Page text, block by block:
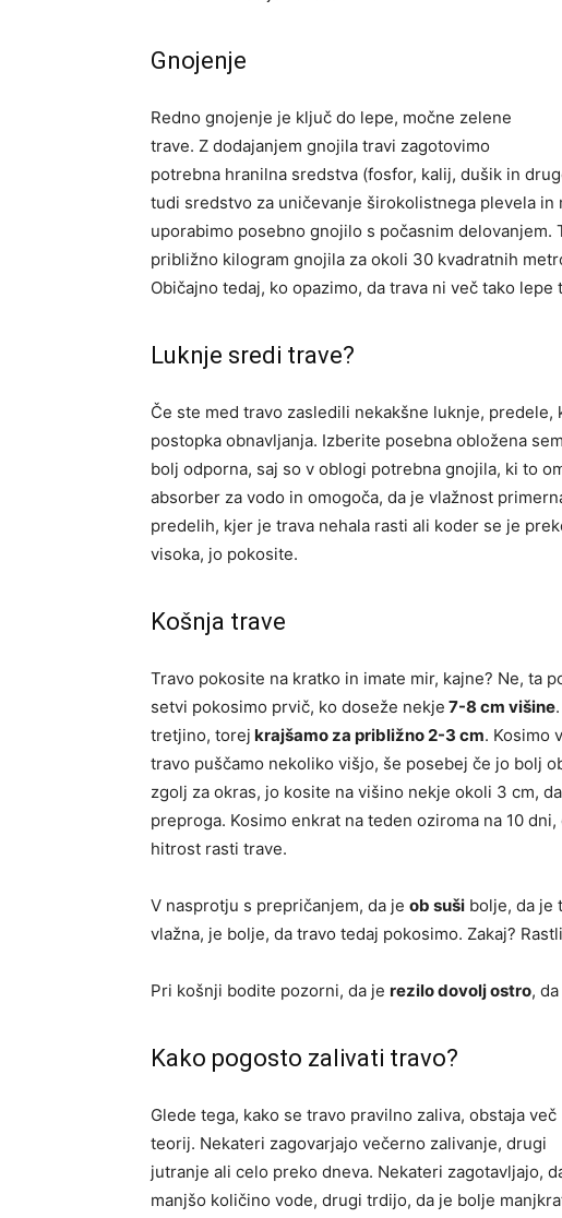
Gnojenje
Redno gnojenje je ključ do lepe, močne zelene
trave. Z dodajanjem gnojila travi zagotovimo
potrebna hranilna sredstva (fosfor, kalij, dušik in
tudi sredstvo za uničevanje širokolistnega plevela
uporabimo posebno gnojilo s počasnim delovanjem.
približno kilogram gnojila za okoli 30 kvadratnih
Običajno tedaj, ko opazimo, da trava ni več tako lepe
Luknje sredi trave?
Če ste med travo zasledili nekakšne luknje,
postopka obnavljanja. Izberite posebna obložena
bolj odporna, saj so v oblogi potrebna gnojila, ki to
absorber za vodo in omogoča, da je vlažnost
predelih, kjer je trava nehala rasti ali koder se je
visoka, jo pokosite.
Košnja trave
Travo pokosite na kratko in imate mir, kajne? Ne, ta
setvi pokosimo prvič, ko doseže nekje 7-8 cm višine
tretjino, torej krajšamo za približno 2-3 cm. Kosimo
travo puščamo nekoliko višjo, še posebej če jo bolj
zgolj za okras, jo kosite na višino nekje okoli 3 cm,
preproga. Kosimo enkrat na teden oziroma na 10
hitrost rasti trave.
V nasprotju s prepričanjem, da je ob suši bolje, da je
vlažna, je bolje, da travo tedaj pokosimo. Zakaj?
Pri košnji bodite pozorni, da je rezilo dovolj ostro,
Kako pogosto zalivati travo?
Glede tega, kako se travo pravilno zaliva, obstaja več
teorij. Nekateri zagovarjajo večerno zalivanje, drugi
jutranje ali celo preko dneva. Nekateri zagotavljajo,
manjšo količino vode, drugi trdijo, da je bolje